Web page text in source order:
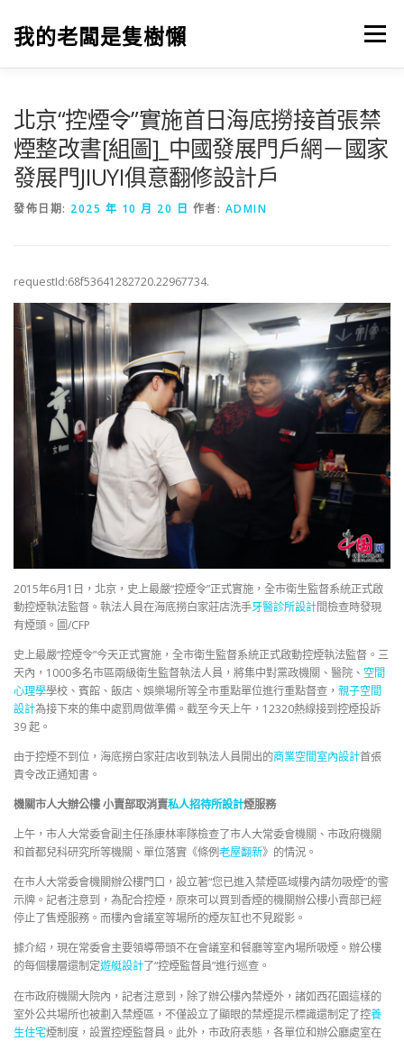
我的老闆是隻樹懶 選單
北京“控煙令”實施首日海底撈接首張禁
煙整改書[組圖]_中國發展門戶網－國家
發展門JIUYI俱意翻修設計戶
發佈日期: 2025 年 10 月 20 日 作者: ADMIN
requestId:68f53641282720.22967734.
2015年6月1日，北京，史上最嚴“控煙令”正式實施，全市衛生監督系統正式啟
動控煙執法監督。執法人員在海底撈白家莊店洗手牙醫診所設計間檢查時發現
有煙頭。圖/CFP
史上最嚴“控煙令”今天正式實施，全市衛生監督系統正式啟動控煙執法監督。三
天內，1000多名市區兩級衛生監督執法人員，將集中對黨政機關、醫院、 空間
心理學學校、賓館、飯店、娛樂場所等全市重點單位進行重點督查， 親子空間
設計為接下來的集中處罰周做準備。截至今天上午，12320熱線接到控煙投訴
39 起。
由于控煙不到位，海底撈白家莊店收到執法人員開出的商業空間室內設計首張
責令改正通知書。
機關市人大辦公樓 小賣部取消賣私人招待所設計煙服務
上午，市人大常委會副主任孫康林率隊檢查了市人大常委會機關、市政府機關
和首都兒科研究所等機關、單位落實《條例老屋翻新》的情況。
在市人大常委會機關辦公樓門口，設立著“您已進入禁煙區域樓內請勿吸煙”的警
示牌。記者注意到，為配合控煙，原來可以買到香煙的機關辦公樓小賣部已經
停止了售煙服務。而樓內會議室等場所的煙灰缸也不見蹤影。
據介紹，現在常委會主要領導帶頭不在會議室和餐廳等室內場所吸煙。辦公樓
的每個樓層還制定遊艇設計了“控煙監督員”進行巡查。
在市政府機關大院內，記者注意到，除了辦公樓內禁煙外，諸如西花園這樣的
室外公共場所也被劃入禁煙區，不僅設立了顯眼的禁煙提示標識還制定了控養
生住宅煙制度，設置控煙監督員。此外，市政府表態，各單位和辦公廳處室在